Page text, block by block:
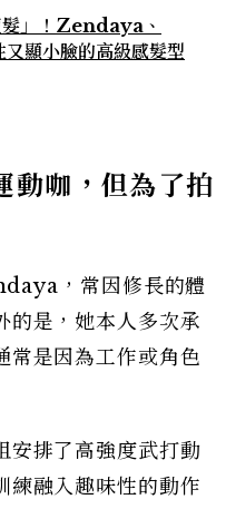
」！Zendaya、
顯小臉的高級感髮型
咖，但為了拍
，常因修長的體
的是，她本人多次承
常是因為工作或角色
安排了高強度武打動
練融入趣味性的動作